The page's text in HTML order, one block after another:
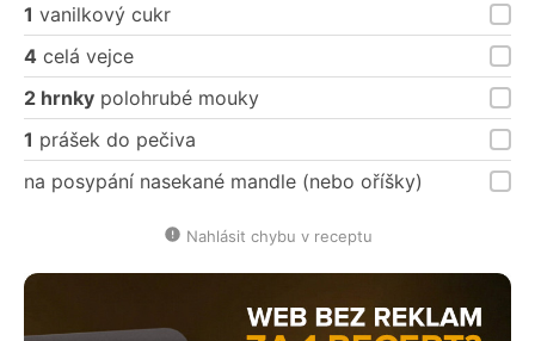
1 vanilkový cukr
4 celá vejce
2 hrnky polohrubé mouky
1 prášek do pečiva
na posypání nasekané mandle (nebo oříšky)
Nahlásit chybu v receptu